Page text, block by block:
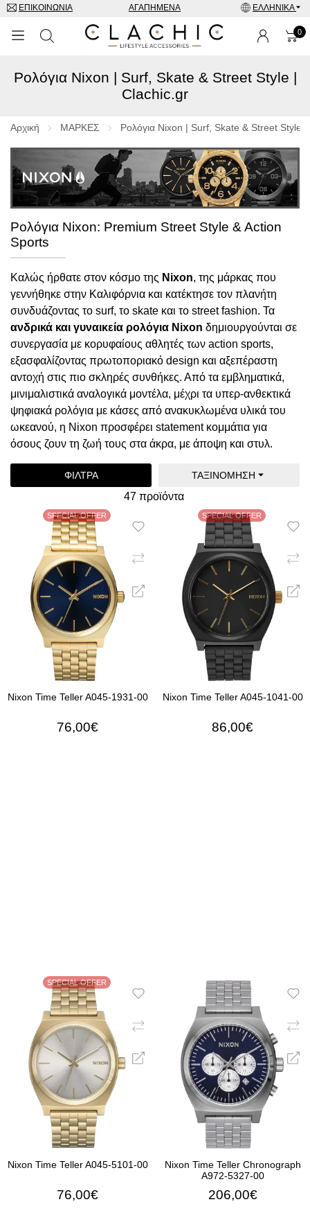
ΕΠΙΚΟΙΝΩΝΊΑ ΑΓΑΠΗΜΈΝΑ ΕΛΛΗΝΙΚΆ
0
ΜΑΡΚΕΣ
ΓΥΑΛΙΆ ΗΛΊΟΥ
ΑΞΕΣΟΥΑΡ
Ρολόγια Nixon | Surf, Skate & Street Style |
Clachic.gr
Αρχική ΜΑΡΚΕΣ Ρολόγια Nixon | Surf, Skate & Street Style
Ρολόγια Nixon: Premium Street Style & Action
Sports
Καλώς ήρθατε στον κόσμο της Nixon, της μάρκας που
γεννήθηκε στην Καλιφόρνια και κατέκτησε τον πλανήτη
συνδυάζοντας το surf, το skate και το street fashion. Τα
ανδρικά και γυναικεία ρολόγια Nixon δημιουργούνται σε
συνεργασία με κορυφαίους αθλητές των action sports,
εξασφαλίζοντας πρωτοποριακό design και αξεπέραστη
αντοχή στις πιο σκληρές συνθήκες. Από τα εμβληματικά,
μινιμαλιστικά αναλογικά μοντέλα, μέχρι τα υπερ-ανθεκτικά
ψηφιακά ρολόγια με κάσες από ανακυκλωμένα υλικά του
ωκεανού, η Nixon προσφέρει statement κομμάτια για
όσους ζουν τη ζωή τους στα άκρα, με άποψη και στυλ.
ΦΊΛΤΡΑ ΤΑΞΙΝΌΜΗΣΗ
47 προϊόντα
SPECIAL OFFER
Nixon Time Teller A045-1931-00
76,00€
SPECIAL OFFER
Nixon Time Teller A045-1041-00
86,00€
SPECIAL OFFER
Nixon Time Teller A045-5101-00
76,00€
Nixon Time Teller Chronograph
A972-5327-00
206,00€